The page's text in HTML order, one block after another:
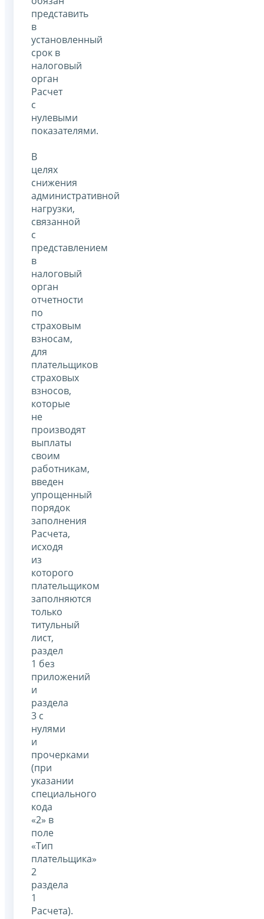
представить
в
установленный
срок в
налоговый
орган
Расчет
с
нулевыми
показателями.
В
целях
снижения
административной
нагрузки,
связанной
с
представлением
в
налоговый
орган
отчетности
по
страховым
взносам,
для
плательщиков
страховых
взносов,
которые
не
производят
выплаты
своим
работникам,
введен
упрощенный
порядок
заполнения
Расчета,
исходя
из
которого
плательщиком
заполняются
только
титульный
лист,
раздел
1 без
приложений
и
раздела
3 с
нулями
и
прочерками
(при
указании
специального
кода
«2» в
поле
«Тип
плательщика»
2
раздела
1
Расчета).